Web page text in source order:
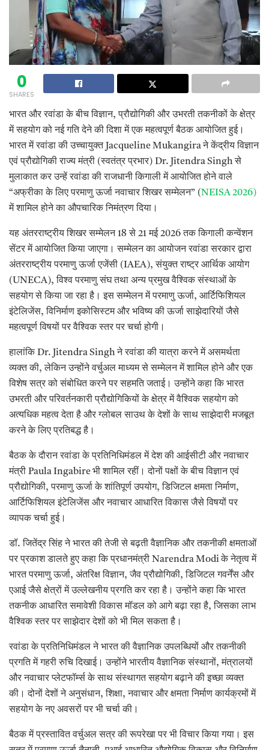
0
SHARES
भारत और रवांडा के बीच विज्ञान, प्रौद्योगिकी और उभरती तकनीकों के क्षेत्र
में सहयोग को नई गति देने की दिशा में एक महत्वपूर्ण बैठक आयोजित हुई।
भारत में रवांडा की उच्चायुक्त Jacqueline Mukangira ने केंद्रीय विज्ञान
एवं प्रौद्योगिकी राज्य मंत्री (स्वतंत्र प्रभार) Dr. Jitendra Singh से
मुलाकात कर उन्हें रवांडा की राजधानी किगाली में आयोजित होने वाले
“अफ्रीका के लिए परमाणु ऊर्जा नवाचार शिखर सम्मेलन” (NEISA 2026)
में शामिल होने का औपचारिक निमंत्रण दिया।
यह अंतरराष्ट्रीय शिखर सम्मेलन 18 से 21 मई 2026 तक किगाली कन्वेंशन
सेंटर में आयोजित किया जाएगा। सम्मेलन का आयोजन रवांडा सरकार द्वारा
अंतरराष्ट्रीय परमाणु ऊर्जा एजेंसी (IAEA), संयुक्त राष्ट्र आर्थिक आयोग
(UNECA), विश्व परमाणु संघ तथा अन्य प्रमुख वैश्विक संस्थाओं के
सहयोग से किया जा रहा है। इस सम्मेलन में परमाणु ऊर्जा, आर्टिफिशियल
इंटेलिजेंस, विनिर्माण इकोसिस्टम और भविष्य की ऊर्जा साझेदारियों जैसे
महत्वपूर्ण विषयों पर वैश्विक स्तर पर चर्चा होगी।
हालांकि Dr. Jitendra Singh ने रवांडा की यात्रा करने में असमर्थता
व्यक्त की, लेकिन उन्होंने वर्चुअल माध्यम से सम्मेलन में शामिल होने और एक
विशेष सत्र को संबोधित करने पर सहमति जताई। उन्होंने कहा कि भारत
उभरती और परिवर्तनकारी प्रौद्योगिकियों के क्षेत्र में वैश्विक सहयोग को
अत्यधिक महत्व देता है और ग्लोबल साउथ के देशों के साथ साझेदारी मजबूत
करने के लिए प्रतिबद्ध है।
बैठक के दौरान रवांडा के प्रतिनिधिमंडल में देश की आईसीटी और नवाचार
मंत्री Paula Ingabire भी शामिल रहीं। दोनों पक्षों के बीच विज्ञान एवं
प्रौद्योगिकी, परमाणु ऊर्जा के शांतिपूर्ण उपयोग, डिजिटल क्षमता निर्माण,
आर्टिफिशियल इंटेलिजेंस और नवाचार आधारित विकास जैसे विषयों पर
व्यापक चर्चा हुई।
डॉ. जितेंद्र सिंह ने भारत की तेजी से बढ़ती वैज्ञानिक और तकनीकी क्षमताओं
पर प्रकाश डालते हुए कहा कि प्रधानमंत्री Narendra Modi के नेतृत्व में
भारत परमाणु ऊर्जा, अंतरिक्ष विज्ञान, जैव प्रौद्योगिकी, डिजिटल गवर्नेंस और
एआई जैसे क्षेत्रों में उल्लेखनीय प्रगति कर रहा है। उन्होंने कहा कि भारत
तकनीक आधारित समावेशी विकास मॉडल को आगे बढ़ा रहा है, जिसका लाभ
वैश्विक स्तर पर साझेदार देशों को भी मिल सकता है।
रवांडा के प्रतिनिधिमंडल ने भारत की वैज्ञानिक उपलब्धियों और तकनीकी
प्रगति में गहरी रुचि दिखाई। उन्होंने भारतीय वैज्ञानिक संस्थानों, मंत्रालयों
और नवाचार प्लेटफॉर्म्स के साथ संस्थागत सहयोग बढ़ाने की इच्छा व्यक्त
की। दोनों देशों ने अनुसंधान, शिक्षा, नवाचार और क्षमता निर्माण कार्यक्रमों में
सहयोग के नए अवसरों पर भी चर्चा की।
बैठक में प्रस्तावित वर्चुअल सत्र की रूपरेखा पर भी विचार किया गया। इस